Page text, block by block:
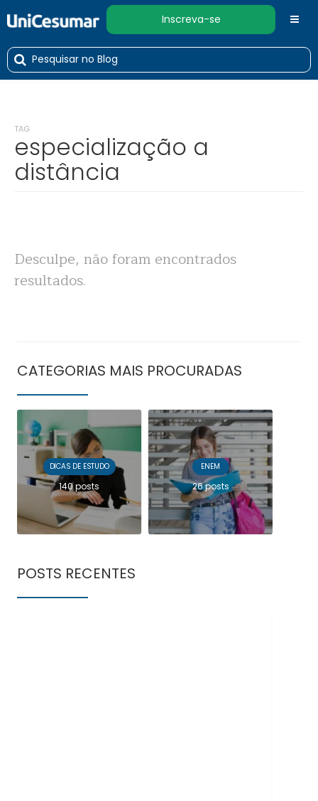
Inscreva-se
TAG
especialização a
distância
Desculpe, não foram encontrados
resultados.
CATEGORIAS MAIS PROCURADAS
DICAS DE ESTUDO
140 posts
ENEM
26 posts
POSTS RECENTES